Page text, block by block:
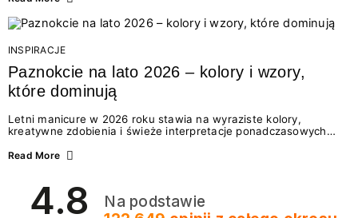
Motywem przewodnim jest eksplorowanie i kolekcjonowanie
letnich momentów. Z tej okazji przygotowaliśmy coś absolutnie
wyjątkowego: wielki konkurs z wakacje.pl oraz dawkę
najgorętszych trendów w...
INSPIRACJE
Paznokcie na lato 2026 – kolory i wzory,
które dominują
Letni manicure w 2026 roku stawia na wyraziste kolory,
kreatywne zdobienia i świeże interpretacje ponadczasowych
zarówno energetycznych odcieni inspirowanych wakacjami, jak
2026? Znajdź inspirację dla swojego manicure!
Read More
4.8
Na podstawie